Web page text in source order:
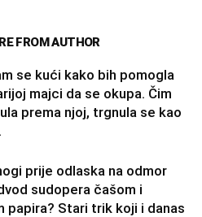
FROM AUTHOR
se kući kako bih pomogla
majci da se okupa. Čim
prema njoj, trgnula se kao
prije odlaska na odmor
sudopera čašom i
papira? Stari trik koji i danas